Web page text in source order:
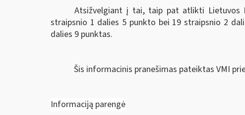
Atsižvelgiant į tai, taip pat atlikti Lietuvos
straipsnio 1 dalies 5 punkto bei 19 straipsnio 2
dalies 9 punktas.
Šis informacinis pranešimas pateiktas VMI
Informaciją parengė